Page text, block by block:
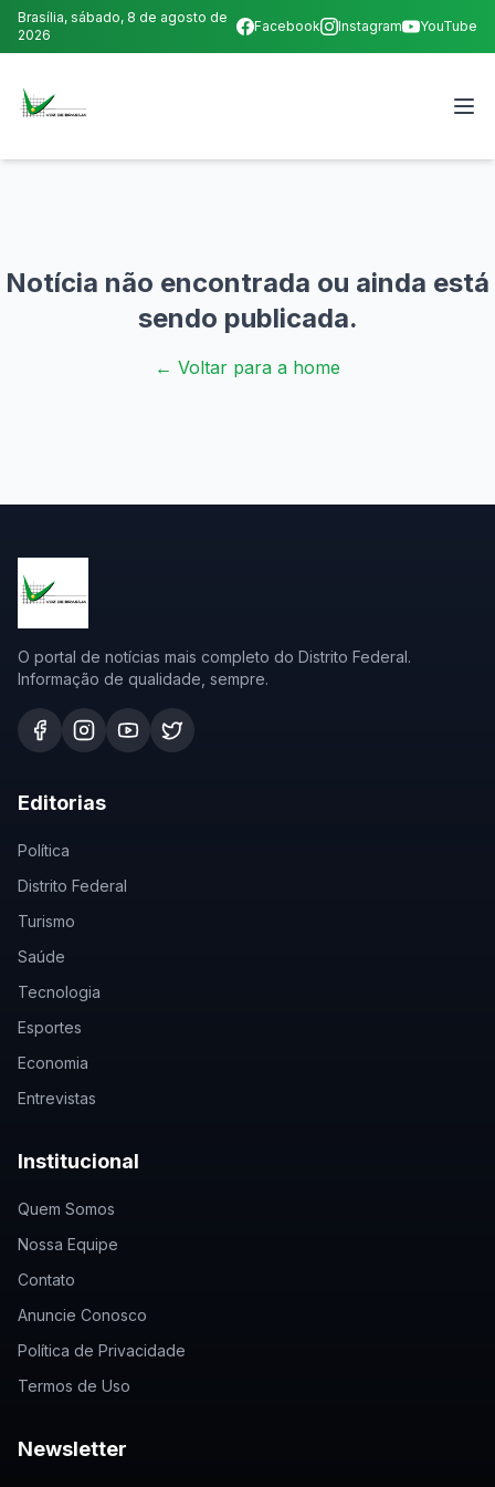
Brasília, sábado, 8 de agosto de
2026
Facebook Instagram YouTube
Notícia não encontrada ou ainda está
sendo publicada.
← Voltar para a home
O portal de notícias mais completo do Distrito Federal.
Informação de qualidade, sempre.
Editorias
Política
Distrito Federal
Turismo
Saúde
Tecnologia
Esportes
Economia
Entrevistas
Institucional
Quem Somos
Nossa Equipe
Contato
Anuncie Conosco
Política de Privacidade
Termos de Uso
Newsletter